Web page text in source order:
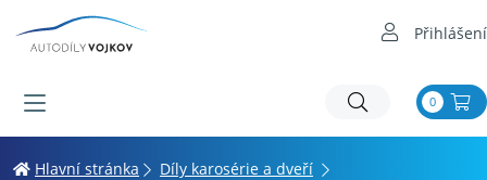
Přihlášení
0
Hlavní stránka
Díly karosérie a dveří